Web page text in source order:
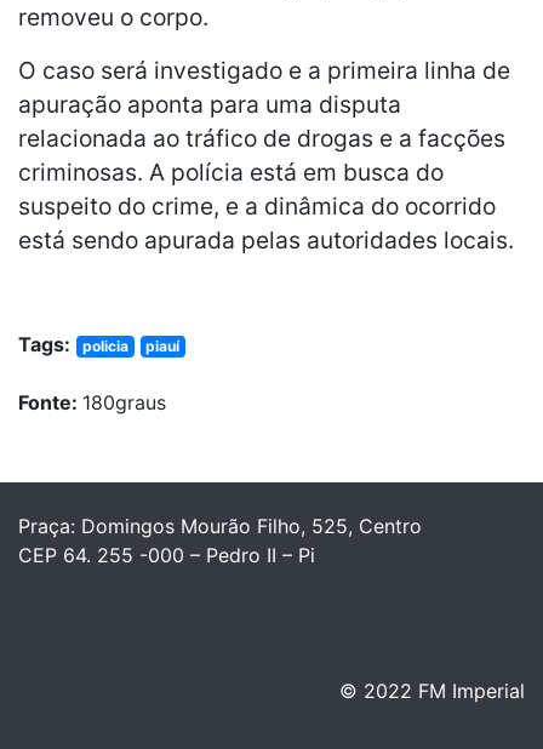
removeu o corpo.
O caso será investigado e a primeira linha de
apuração aponta para uma disputa
relacionada ao tráfico de drogas e a facções
criminosas. A polícia está em busca do
suspeito do crime, e a dinâmica do ocorrido
está sendo apurada pelas autoridades locais.
Tags: policia piauí
Fonte: 180graus
Praça: Domingos Mourão Filho, 525, Centro
CEP 64. 255 -000 – Pedro II – Pi
© 2022 FM Imperial